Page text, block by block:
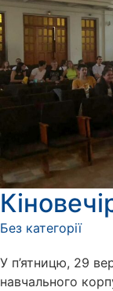
Без категорії
У п’ятницю, 29
навчального